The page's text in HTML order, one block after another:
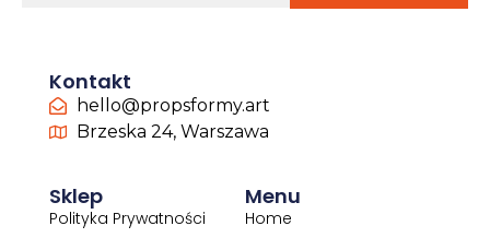
Menu
Home
Sklep
Polityka Prywatności
Kontakt
hello@propsformy.art
Brzeska 24, Warszawa